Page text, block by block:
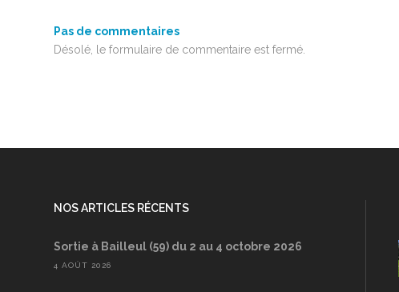
Pas de commentaires
Désolé, le formulaire de commentaire est fermé.
NOS ARTICLES RÉCENTS
Sortie à Bailleul (59) du 2 au 4 octobre 2026
4 AOÛT 2026